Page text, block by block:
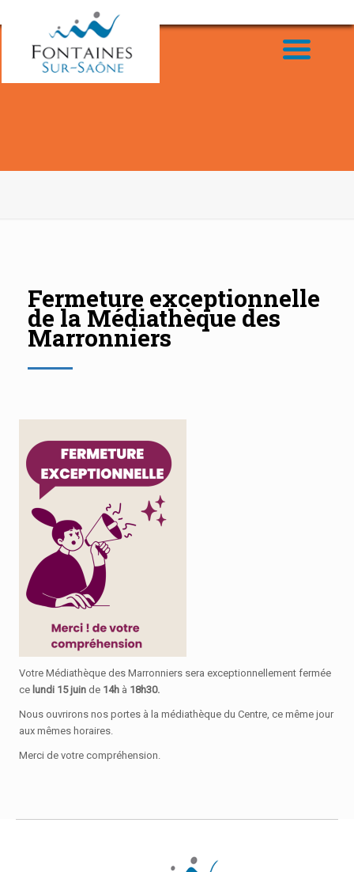
Fermeture exceptionnelle
de la Médiathèque des
Marronniers
Votre Médiathèque des Marronniers sera exceptionnellement fermée
ce lundi 15 juin de 14h à 18h30.
Nous ouvrirons nos portes à la médiathèque du Centre, ce même jour
aux mêmes horaires.
Merci de votre compréhension.